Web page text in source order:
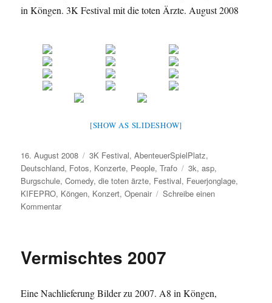
in Köngen. 3K Festival mit die toten Ärzte. August 2008
[SHOW AS SLIDESHOW]
Veröffentlicht
am
16. August 2008 Kategorien
3K Festival,AbenteuerSpielPlatz,
Deutschland, Fotos, Konzerte, People,Trafo Schlagwörter
3k,asp,
Burgschule,Comedy,die toten ärzte, Festival, Feuerjonglage,
KIFEPRO, Köngen, Konzert,Openair
Schreibe einen
Kommentarzu
08.2008
Vermischtes 2007
Eine Nachlieferung Bilder zu 2007. A8 in Köngen,